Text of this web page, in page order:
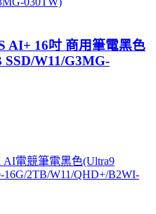
AI+ 16吋 商用筆電黑色
W11/G3MG-